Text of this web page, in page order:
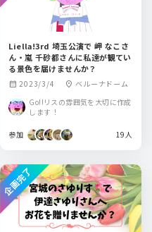
Liella!3rd 埼玉公演で 岬 なこさ
ん・嵐 千砂都さんに私達が観てい
る景色を届けませんか？
calendar_month 2023/3/4 location_on ベルーナドーム
Go!!リスの雰囲気を大切に作成
します！
参加 19人
企画完了